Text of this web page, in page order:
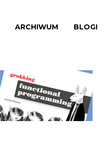
ARCHIWUM BLOGI